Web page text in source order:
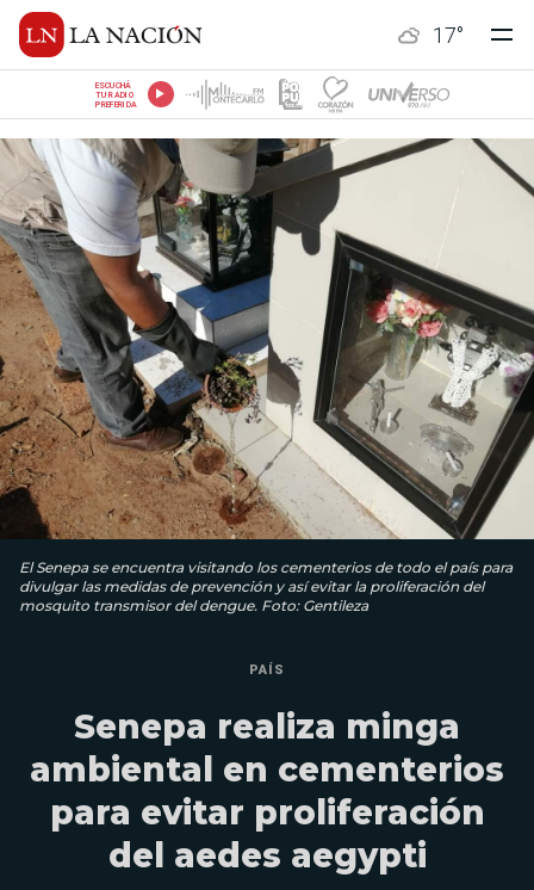
17°
ESCUCHÁ
TU RADIO
PREFERIDA
El Senepa se encuentra visitando los cementerios de todo el país para
divulgar las medidas de prevención y así evitar la proliferación del
mosquito transmisor del dengue. Foto: Gentileza
PAÍS
Senepa realiza minga
ambiental en cementerios
para evitar proliferación
del aedes aegypti